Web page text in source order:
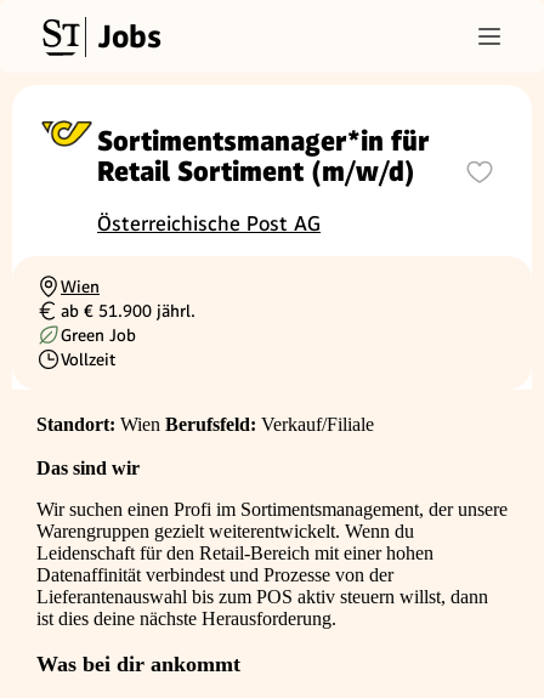
Jobs
Sortimentsmanager*in für
Retail Sortiment (m/w/d)
Österreichische Post AG
Ortschaft
Wien
Gehalt
ab € 51.900 jährl.
Green Job
Beschäftigungsart
Vollzeit
Standort: Wien Berufsfeld: Verkauf/Filiale
Das sind wir
Wir suchen einen Profi im Sortimentsmanagement, der unsere
Warengruppen gezielt weiterentwickelt. Wenn du
Leidenschaft für den Retail-Bereich mit einer hohen
Datenaffinität verbindest und Prozesse von der
Lieferantenauswahl bis zum POS aktiv steuern willst, dann
ist dies deine nächste Herausforderung.
Was bei dir ankommt